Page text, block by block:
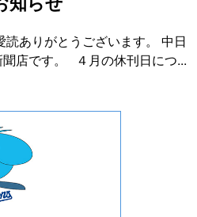
ありがとうございます。 中日
店です。 ４月の休刊日につ...